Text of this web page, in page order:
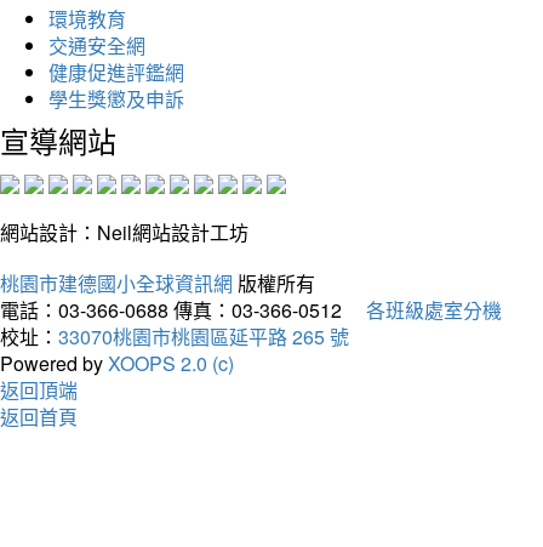
環境教育
交通安全網
健康促進評鑑網
學生獎懲及申訴
宣導網站
網站設計：Neil網站設計工坊
桃園市建德國小全球資訊網 版權所有
電話：03-366-0688 傳真：03-366-0512
各班級處室分機
校址： 33070桃園市桃園區延平路 265 號
Powered byXOOPS 2.0 (c)
返回頂端
返回首頁